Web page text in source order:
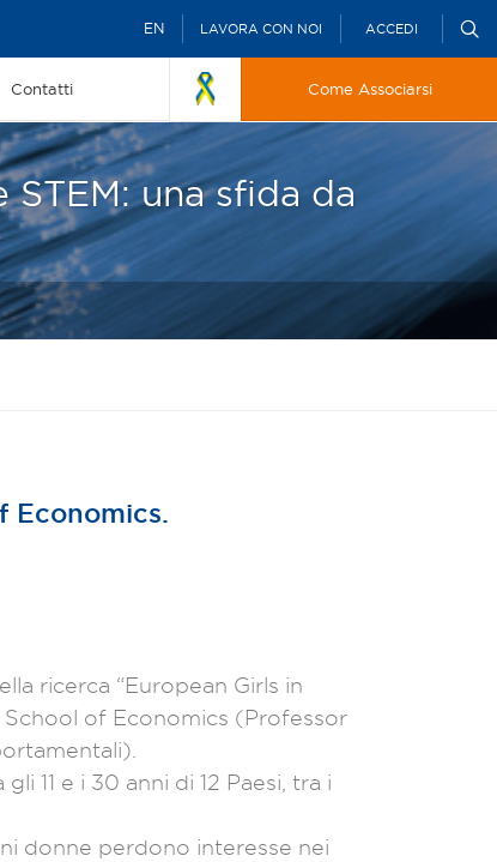
EN LAVORA CON NOI ACCEDI
Contatti Come Associarsi
una sfida da
Economics.
ricerca “European Girls in
School of Economics (Professor
11 e i 30 anni di 12 Paesi, tra i
donne perdono interesse nei